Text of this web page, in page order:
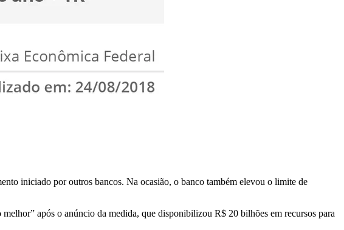
iniciado por outros bancos. Na ocasião, o banco também elevou o limite de
após o anúncio da medida, que disponibilizou R$ 20 bilhões em recursos para